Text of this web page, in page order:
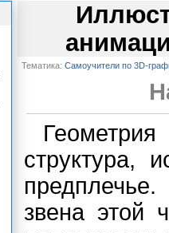
Тематика: Самоучители по 3D-
структура,
звена этой